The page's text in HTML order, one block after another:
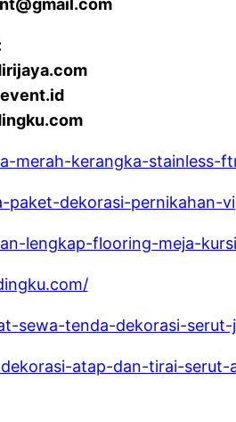
merah-kerangka-stainless-
paket-dekorasi-pernikahan-
lengkap-flooring-meja-
sewa-tenda-dekorasi-
atap-dan-tirai-serut-